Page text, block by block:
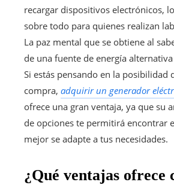
recargar dispositivos electrónicos,
sobre todo para quienes realizan
La paz mental que se obtiene al
de una fuente de energía
Si estás pensando en la posibilidad
compra, adquirir un generador
ofrece una gran ventaja, ya que su
de opciones te permitirá encontrar
mejor se adapte a tus necesidades.
¿Qué ventajas ofrece